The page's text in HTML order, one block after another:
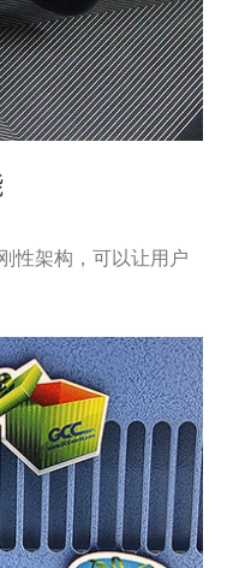
性架构，可以让用户